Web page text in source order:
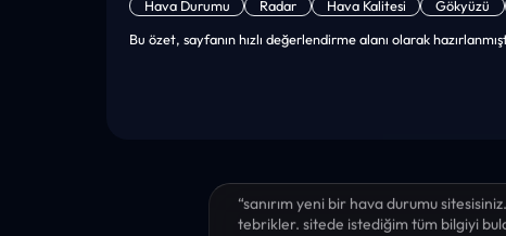
Hava Durumu
Radar Hava Kalitesi Gökyüzü
Bu özet, sayfanın hızlı değerlendirme alanı olarak
“sanırım yeni bir hava durumu
tebrikler. sitede istediğim tüm bilgiyi